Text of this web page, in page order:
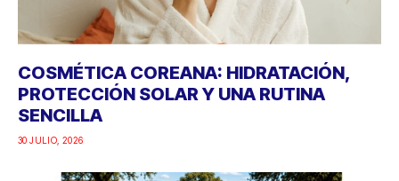
COSMÉTICA COREANA: HIDRATACIÓN,
PROTECCIÓN SOLAR Y UNA RUTINA
SENCILLA
30 JULIO, 2026